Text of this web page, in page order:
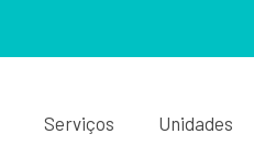
Serviços Unidades